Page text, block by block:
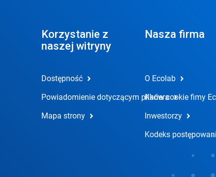
Korzystanie z
naszej witryny
Dostępność
Powiadomienie dotyczącym plików cookie fimy
Mapa strony
Nasza firma
O Ecolab
Kariera
Inwestorzy
Kodeks